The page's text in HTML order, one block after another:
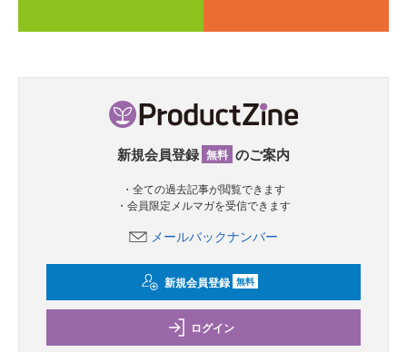
新規会員登録 無料 のご案内
・全ての過去記事が閲覧できます
・会員限定メルマガを受信できます
メールバックナンバー
新規会員登録 無料
ログイン